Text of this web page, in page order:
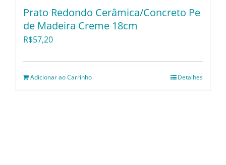
Prato Redondo Cerâmica/Concreto Pe
de Madeira Creme 18cm
R$57,20
Adicionar ao Carrinho Detalhes